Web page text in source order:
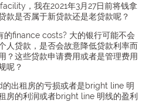
，我在2021年3月27日前将钱拿
款是否属于新贷款还是老贷款呢？
finance costs? 大的银行可能不会
人贷款，是否会故意降低贷款利率而
？这些贷款申请费用或者是管理费用
呢？
租房的亏损或者是bright line 明
房的利润或者bright line 明线的盈利